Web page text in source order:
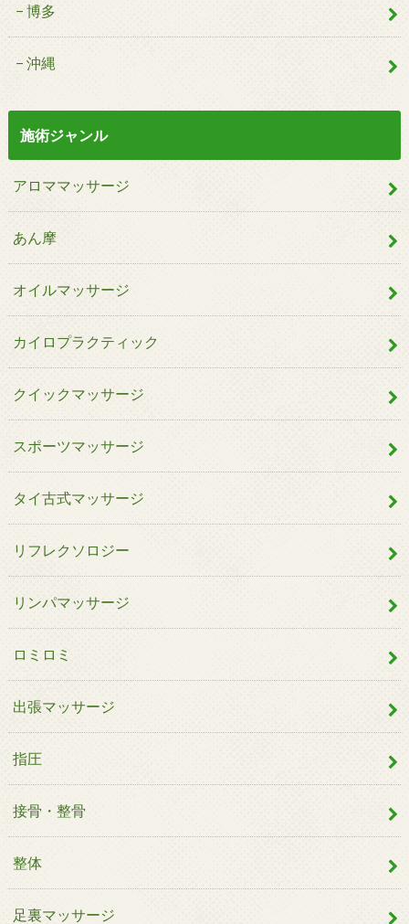
博多
沖縄
施術ジャンル
アロママッサージ
あん摩
オイルマッサージ
カイロプラクティック
クイックマッサージ
スポーツマッサージ
タイ古式マッサージ
リフレクソロジー
リンパマッサージ
ロミロミ
出張マッサージ
指圧
接骨・整骨
整体
足裏マッサージ